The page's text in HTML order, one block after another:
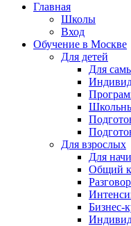
Главная
Школы
Вход
Обучение в Москве
Для детей
Для
Для взрослых
Для
Общий
Бизнес-